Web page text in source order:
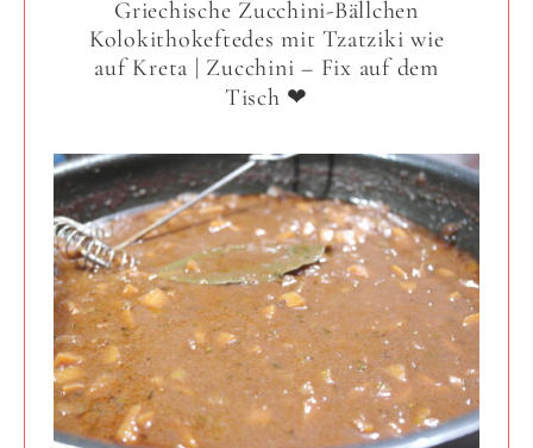
Griechische Zucchini-Bällchen
Kolokithokeftedes mit Tzatziki wie
auf Kreta | Zucchini – Fix auf dem
Tisch ❤